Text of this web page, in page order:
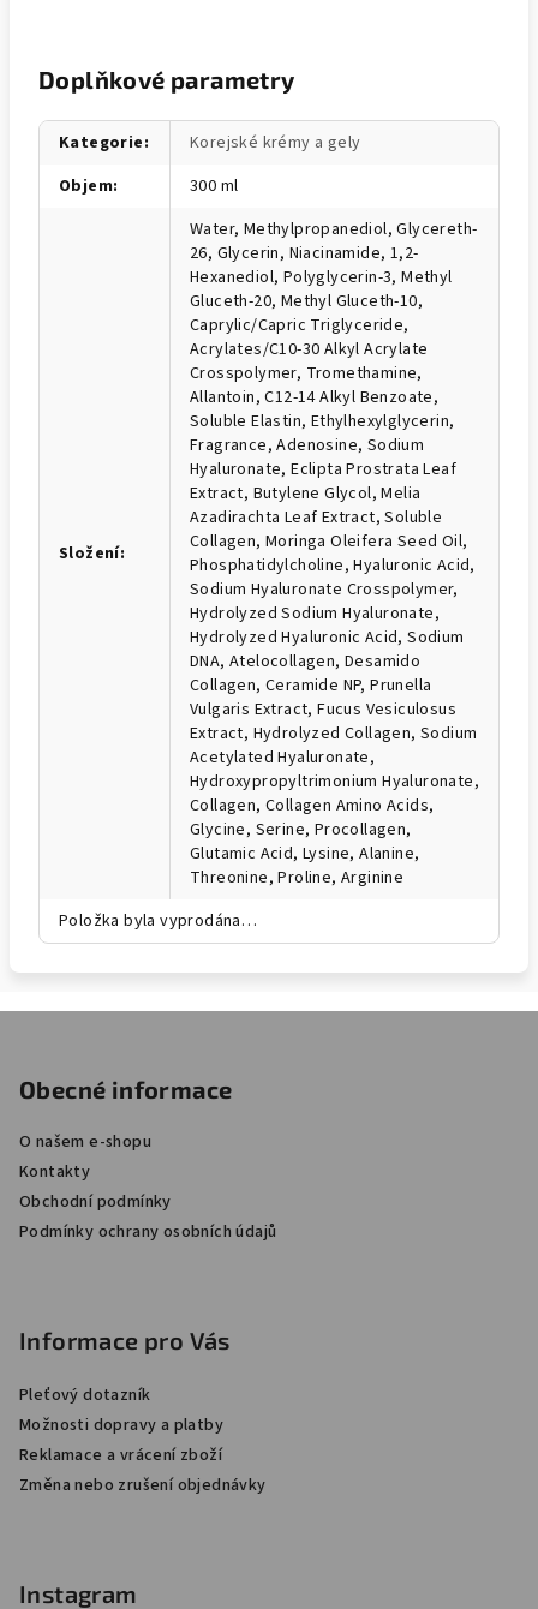
Doplňkové parametry
Kategorie:
Korejské krémy a gely
Objem: 300 ml
Složení:
Water, Methylpropanediol, Glycereth-
26, Glycerin, Niacinamide, 1,2-
Hexanediol, Polyglycerin-3, Methyl
Gluceth-20, Methyl Gluceth-10,
Caprylic/Capric Triglyceride,
Acrylates/C10-30 Alkyl Acrylate
Crosspolymer, Tromethamine,
Allantoin, C12-14 Alkyl Benzoate,
Soluble Elastin, Ethylhexylglycerin,
Fragrance, Adenosine, Sodium
Hyaluronate, Eclipta Prostrata Leaf
Extract, Butylene Glycol, Melia
Azadirachta Leaf Extract, Soluble
Collagen, Moringa Oleifera Seed Oil,
Phosphatidylcholine, Hyaluronic Acid,
Sodium Hyaluronate Crosspolymer,
Hydrolyzed Sodium Hyaluronate,
Hydrolyzed Hyaluronic Acid, Sodium
DNA, Atelocollagen, Desamido
Collagen, Ceramide NP, Prunella
Vulgaris Extract, Fucus Vesiculosus
Extract, Hydrolyzed Collagen, Sodium
Acetylated Hyaluronate,
Hydroxypropyltrimonium Hyaluronate,
Collagen, Collagen Amino Acids,
Glycine, Serine, Procollagen,
Glutamic Acid, Lysine, Alanine,
Threonine, Proline, Arginine
Položka byla vyprodána…
Obecné informace
O našem e-shopu
Kontakty
Obchodní podmínky
Podmínky ochrany osobních údajů
Informace pro Vás
Pleťový dotazník
Možnosti dopravy a platby
Reklamace a vrácení zboží
Změna nebo zrušení objednávky
Instagram